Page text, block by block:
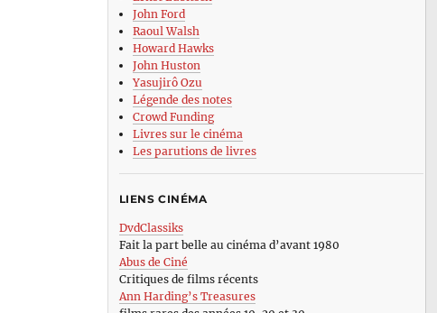
John Ford
Raoul Walsh
Howard Hawks
John Huston
Yasujirô Ozu
Légende des notes
Crowd Funding
Livres sur le cinéma
Les parutions de livres
LIENS CINÉMA
DvdClassiks
Fait la part belle au cinéma d’avant 1980
Abus de Ciné
Critiques de films récents
Ann Harding’s Treasures